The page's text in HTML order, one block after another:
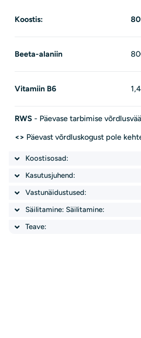
Koostis:
Beeta-alaniin
Vitamiin B6
RWS - Päevase tarbimise
<> Päevast võrdluskogust pole
Koostisosad:
Kasutusjuhend:
Vastunäidustused:
Säilitamine: Säilitamine:
Teave: